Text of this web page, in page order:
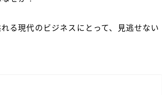
る現代のビジネスにとって、見逃せない